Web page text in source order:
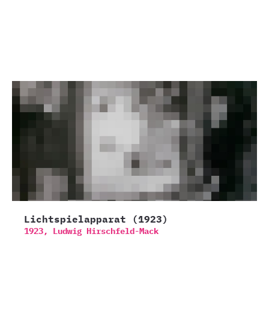
Lichtspielapparat (1923)
1923, Ludwig Hirschfeld-Mack